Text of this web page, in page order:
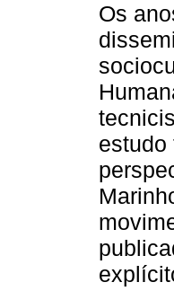
Os
estudo